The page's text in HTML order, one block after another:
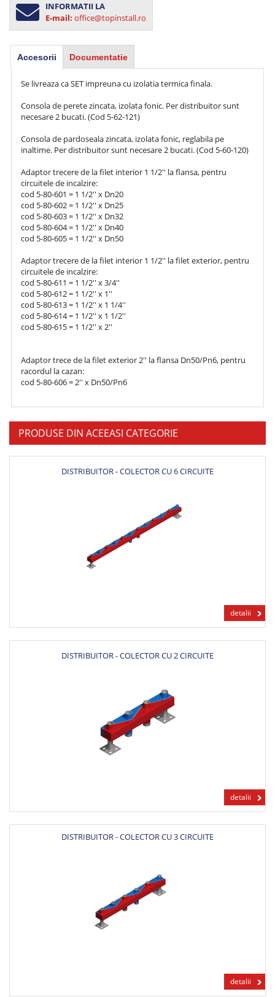
INFORMATII LA
E-mail: office@topinstall.ro
Accesorii Documentatie
Se livreaza ca SET impreuna cu izolatia termica finala.
Consola de perete zincata, izolata fonic. Per distribuitor sunt
necesare 2 bucati. (Cod 5-62-121)
Consola de pardoseala zincata, izolata fonic, reglabila pe
inaltime. Per distribuitor sunt necesare 2 bucati. (Cod 5-60-120)
Adaptor trecere de la filet interior 1 1/2'' la flansa, pentru
circuitele de incalzire:
cod 5-80-601 = 1 1/2'' x Dn20
cod 5-80-602 = 1 1/2'' x Dn25
cod 5-80-603 = 1 1/2'' x Dn32
cod 5-80-604 = 1 1/2'' x Dn40
cod 5-80-605 = 1 1/2'' x Dn50
Adaptor trecere de la filet interior 1 1/2'' la filet exterior, pentru
circuitele de incalzire:
cod 5-80-611 = 1 1/2'' x 3/4''
cod 5-80-612 = 1 1/2'' x 1''
cod 5-80-613 = 1 1/2'' x 1 1/4''
cod 5-80-614 = 1 1/2'' x 1 1/2''
cod 5-80-615 = 1 1/2'' x 2''
Adaptor trece de la filet exterior 2'' la flansa Dn50/Pn6, pentru
racordul la cazan:
cod 5-80-606 = 2'' x Dn50/Pn6
PRODUSE DIN ACEEASI CATEGORIE
DISTRIBUITOR - COLECTOR CU 6 CIRCUITE
detalii
DISTRIBUITOR - COLECTOR CU 2 CIRCUITE
detalii
DISTRIBUITOR - COLECTOR CU 3 CIRCUITE
detalii